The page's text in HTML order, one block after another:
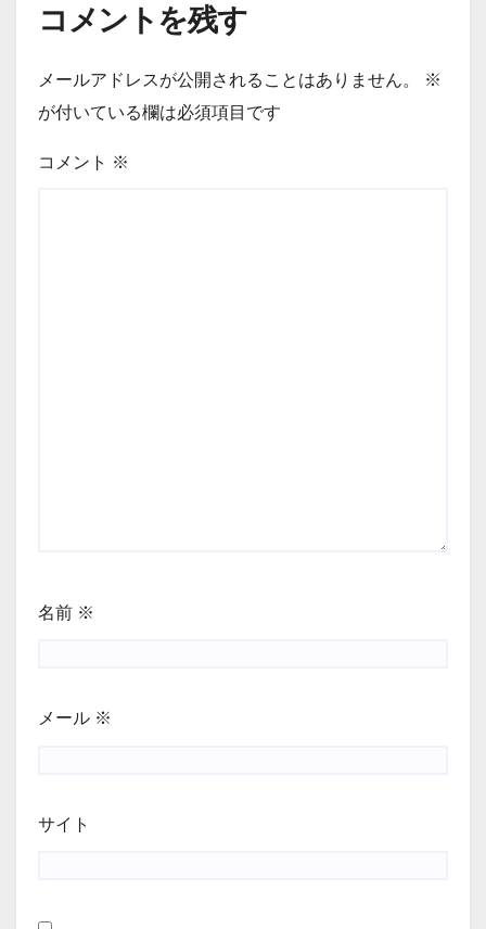
コメントを残す
メールアドレスが公開されることはありません。
※
が付いている欄は必須項目です
コメント ※
名前 ※
メール ※
サイト